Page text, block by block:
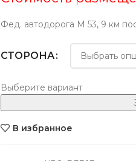
Фед. автодорога М 53, 9 км
СТОРОНА
Выберите вариант
В избранное